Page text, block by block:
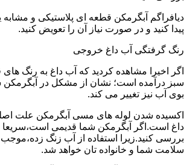
دیافراگم آبگرمکن قطعه ای پلاستیکی و
پیدا کنید و در صورت نیاز آن را تعویض کنید.
رنگ گرفتگی آب داغ خروجی
اگر اخیرا مشاهده کردید که آب داغ به رنگ
سبز درآمده است؛ نشان از مشکل در
بوی آب نیز تغییر می کند.
اکسیده شدن لوله های مسی آبگرمکن علت
داغ است.اگر آبگرمکن شما قدیمی است،سریعا
بررسی کنید.زیرا استفاده از آب زنگ
سلامت شما و خانواده تان خواهد شد.